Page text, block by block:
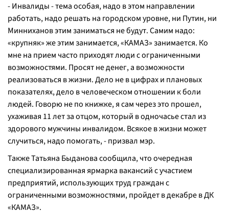
- Инвалиды - тема особая, надо в этом направлении
работать, надо решать на городском уровне, ни Путин, ни
Минниханов этим заниматься не будут. Самим надо:
«крупняк» же этим занимается, «КАМАЗ» занимается. Ко
мне на прием часто приходят люди с ограниченными
возможностями. Просят не денег, а возможности
реализоваться в жизни. Дело не в цифрах и плановых
показателях, дело в человеческом отношении к боли
людей. Говорю не по книжке, я сам через это прошел,
ухаживая 11 лет за отцом, который в одночасье стал из
здорового мужчины инвалидом. Всякое в жизни может
случиться, надо помогать, - призвал мэр.
Также Татьяна Быданова сообщила, что очередная
специализированная ярмарка вакансий с участием
предприятий, использующих труд граждан с
ограниченными возможностями, пройдет в декабре в ДК
«КАМАЗ».